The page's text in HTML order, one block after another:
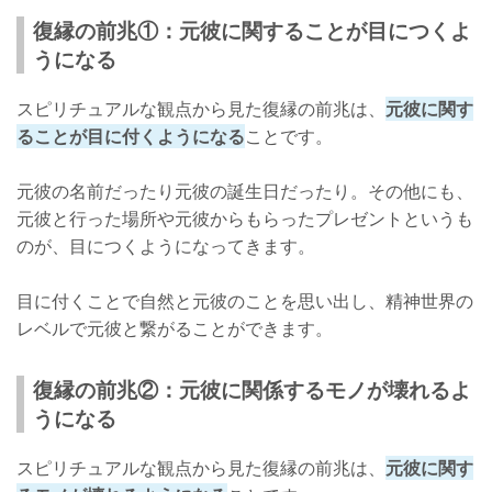
復縁の前兆①：元彼に関することが目につくよ
うになる
スピリチュアルな観点から見た復縁の前兆は、 元彼に関す
ることが目に付くようになることです。
元彼の名前だったり元彼の誕生日だったり。その他にも、
元彼と行った場所や元彼からもらったプレゼントというも
のが、目につくようになってきます。
目に付くことで自然と元彼のことを思い出し、精神世界の
レベルで元彼と繋がることができます。
復縁の前兆②：元彼に関係するモノが壊れるよ
うになる
スピリチュアルな観点から見た復縁の前兆は、 元彼に関す